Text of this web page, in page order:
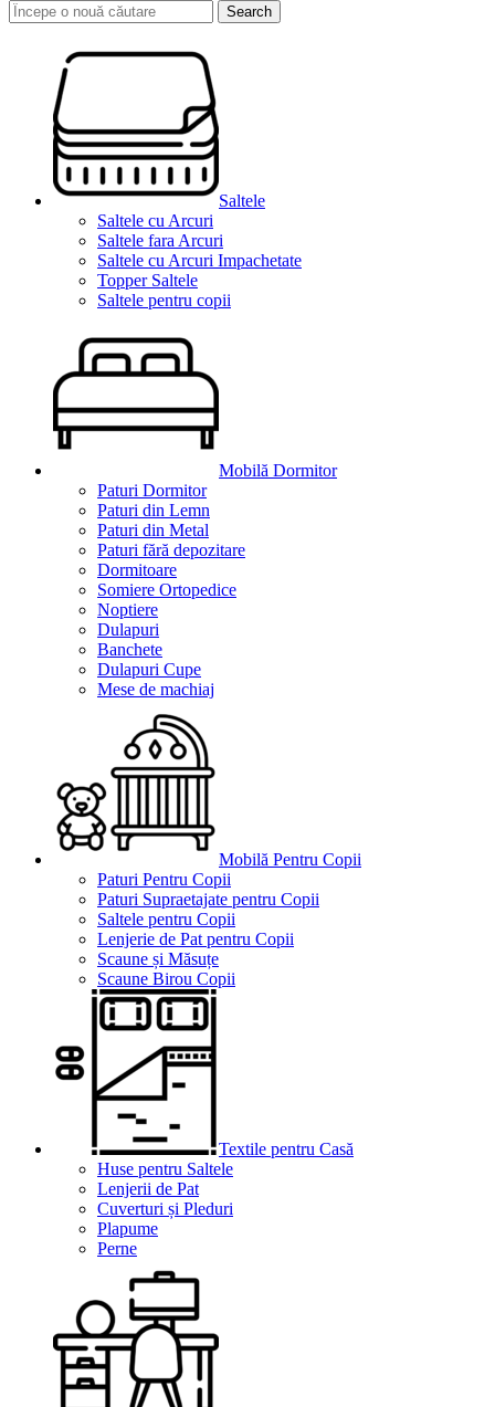
Search
Saltele
Saltele cu Arcuri
Saltele fara Arcuri
Saltele cu Arcuri Impachetate
Topper Saltele
Saltele pentru copii
Mobilă Dormitor
Paturi Dormitor
Paturi din Lemn
Paturi din Metal
Paturi fără depozitare
Dormitoare
Somiere Ortopedice
Noptiere
Dulapuri
Banchete
Dulapuri Cupe
Mese de machiaj
Mobilă Pentru Copii
Paturi Pentru Copii
Paturi Supraetajate pentru Copii
Saltele pentru Copii
Lenjerie de Pat pentru Copii
Scaune și Măsuțe
Scaune Birou Copii
Textile pentru Casă
Huse pentru Saltele
Lenjerii de Pat
Cuverturi și Pleduri
Plapume
Perne